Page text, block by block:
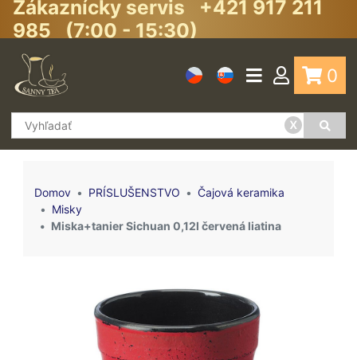
Zákaznícky servis +421 917 211
985 (7:00 - 15:30)
x
0
Domov PRÍSLUŠENSTVO
Čajová keramika
Misky
Miska+tanier Sichuan 0,12l červená liatina